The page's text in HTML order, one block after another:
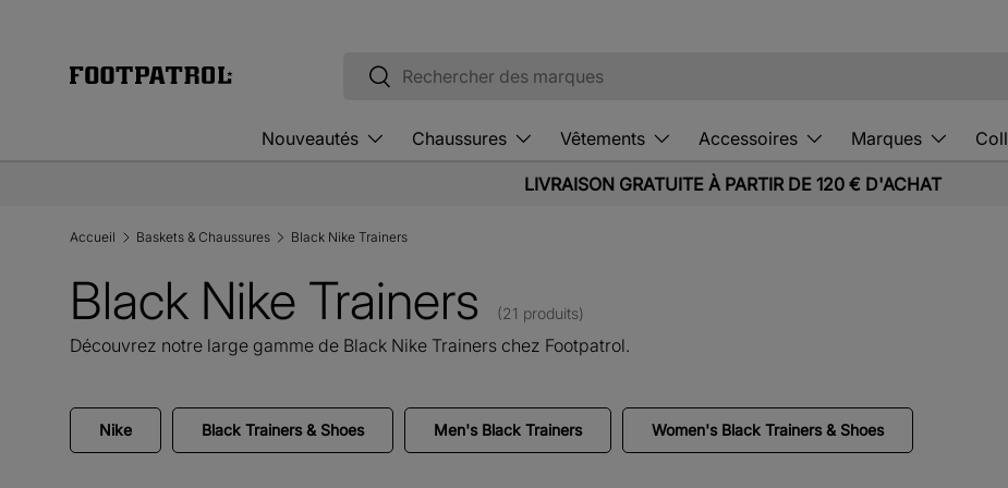
Recherche
Rechercher
Nouveautés Chaussures Vêtements Accessoires Marques
LIVRAISON GRATUITE À PARTIR DE 120 € D'ACHAT
Accueil Baskets & Chaussures Black Nike Trainers
Black Nike Trainers (21 produits)
Découvrez notre large gamme de Black Nike Trainers chez Footpatrol.
Nike Black Trainers & Shoes Men's Black Trainers Women's Black Trainers & Shoes